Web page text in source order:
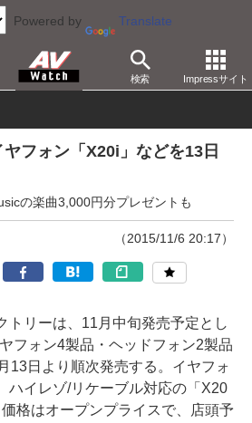
Powered by Translate
検索 Impressサイト
フォン
フォン「X20i」などを13日
の楽曲3,000円分プレゼントも
（2015/11/6 20:17）
リーは、11月中旬発売予定とし
フォン4製品・ヘッドフォン2製品
13日より順次発売する。イヤフォ
ハイレゾ/リケーブル対応の「X20
格はオープンプライスで、店頭予